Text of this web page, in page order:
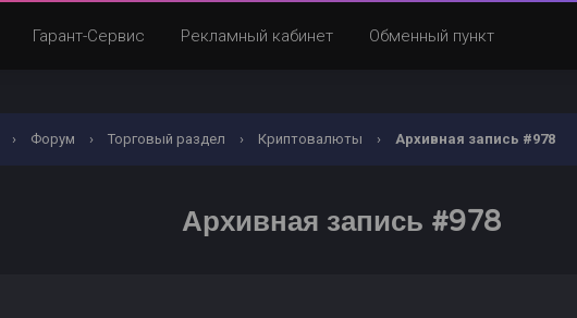
Гарант-Сервис Рекламный кабинет Обменный пункт
› Форум › Торговый раздел › Криптовалюты › Архивная запись #978
Архивная запись #978